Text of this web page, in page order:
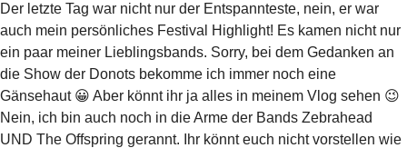
Der letzte Tag war nicht nur der Entspannteste, nein, er war
auch mein persönliches Festival Highlight! Es kamen nicht nur
ein paar meiner Lieblingsbands. Sorry, bei dem Gedanken an
die Show der Donots bekomme ich immer noch eine
Gänsehaut 😀 Aber könnt ihr ja alles in meinem Vlog sehen 😉
Nein, ich bin auch noch in die Arme der Bands Zebrahead
UND The Offspring gerannt. Ihr könnt euch nicht vorstellen wie